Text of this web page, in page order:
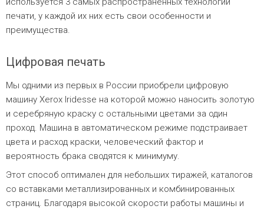
печати, у каждой их них есть свои особенности и
преимущества.
Цифровая печать
Мы одними из первых в России приобрели цифровую
машину Xerox Iridesse на которой можно наносить золотую
и серебряную краску с остальными цветами за один
проход. Машина в автоматическом режиме подстраивает
цвета и расход краски, человеческий фактор и
вероятность брака сводятся к минимуму.
Этот способ оптимален для небольших тиражей, каталогов
со вставками металлизированных и комбинированных
страниц. Благодаря высокой скорости работы машины и